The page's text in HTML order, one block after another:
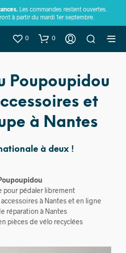
Les commandes restent ouvertes.
à partir du mardi 1er septembre.
0 0
Poupoupidou
et
à Nantes
à deux !
pour pédaler librement
à Nantes et en ligne
réparation à Nantes
pièces de vélo recyclées